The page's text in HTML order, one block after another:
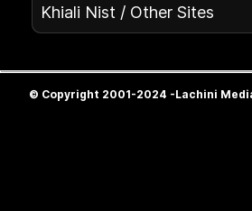
Khiali Nist / Other Sites
© Copyright 2001-2024 -Lachini